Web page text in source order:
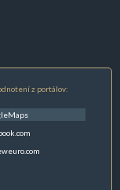
z portálov: